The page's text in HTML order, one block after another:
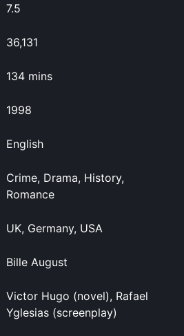
7.5
36,131
134 mins
1998
English
Crime, Drama, History,
Romance
UK, Germany, USA
Bille August
Victor Hugo (novel), Rafael
Yglesias (screenplay)